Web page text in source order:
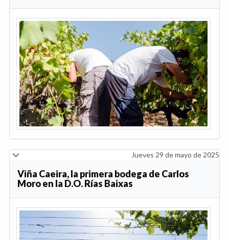
Jueves 29 de mayo de 2025
Viña Caeira, la primera bodega de Carlos
Moro en la D.O. Rías Baixas